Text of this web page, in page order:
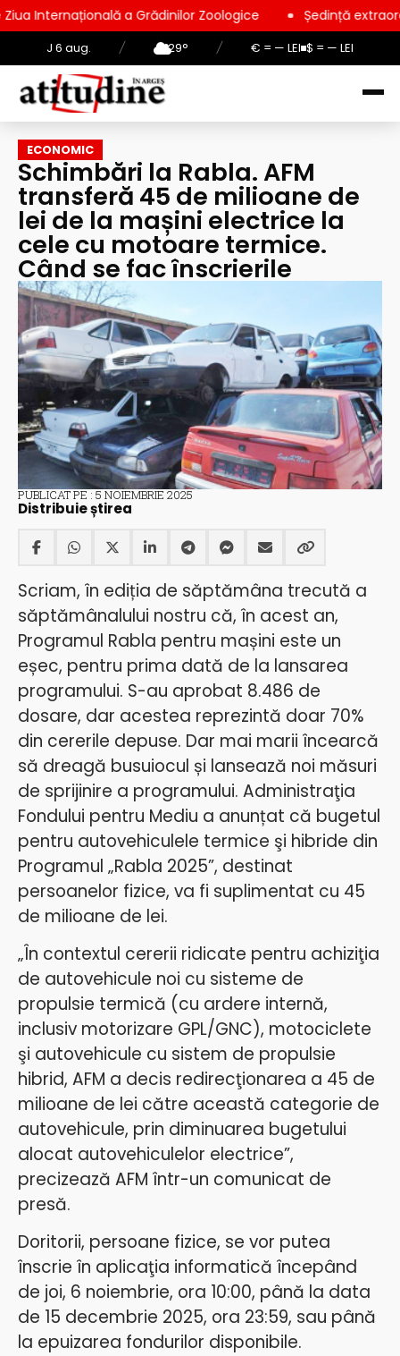
J 6 aug. / 29° / € = — LEI $ = — LEI
a Grădinilor Zoologice Ședință extraordinară la
ECONOMIC
Schimbări la Rabla. AFM
transferă 45 de milioane de
lei de la mașini electrice la
cele cu motoare termice.
Când se fac înscrierile
PUBLICAT PE : 5 NOIEMBRIE 2025
Distribuie știrea
Scriam, în ediția de săptămâna trecută a
săptămânalului nostru că, în acest an,
Programul Rabla pentru mașini este un
eșec, pentru prima dată de la lansarea
programului. S-au aprobat 8.486 de
dosare, dar acestea reprezintă doar 70%
din cererile depuse. Dar mai marii încearcă
să dreagă busuiocul și lansează noi măsuri
de sprijinire a programului. Administraţia
Fondului pentru Mediu a anunțat că bugetul
pentru autovehiculele termice şi hibride din
Programul „Rabla 2025”, destinat
persoanelor fizice, va fi suplimentat cu 45
de milioane de lei.
„În contextul cererii ridicate pentru achiziţia
de autovehicule noi cu sisteme de
propulsie termică (cu ardere internă,
inclusiv motorizare GPL/GNC), motociclete
şi autovehicule cu sistem de propulsie
hibrid, AFM a decis redirecţionarea a 45 de
milioane de lei către această categorie de
autovehicule, prin diminuarea bugetului
alocat autovehiculelor electrice”,
precizează AFM într-un comunicat de
presă.
Doritorii, persoane fizice, se vor putea
înscrie în aplicaţia informatică începând
de joi, 6 noiembrie, ora 10:00, până la data
de 15 decembrie 2025, ora 23:59, sau până
la epuizarea fondurilor disponibile.